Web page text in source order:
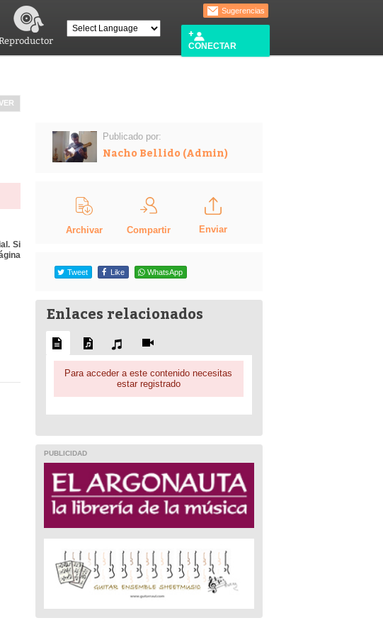
Sugerencias
CONECTAR
Si
Publicado por:
Nacho Bellido (Admin)
Archivar Compartir Enviar
Tweet Like WhatsApp
Enlaces relacionados
Para acceder a este contenido necesitas
estar registrado
PUBLICIDAD